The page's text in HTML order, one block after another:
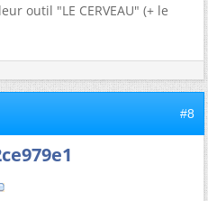
outil "LE CERVEAU" (+ le
#8